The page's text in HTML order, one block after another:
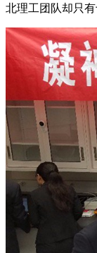
北理工团队却只